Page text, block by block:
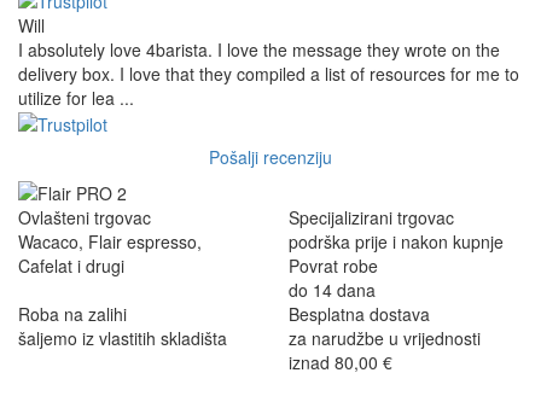
Will
I absolutely love 4barista. I love the message they wrote on the
delivery box. I love that they compiled a list of resources for me to
utilize for lea ...
Pošalji recenziju
Ovlašteni trgovac
Wacaco, Flair espresso,
Cafelat i drugi
Specijalizirani trgovac
podrška prije i nakon kupnje
Povrat robe
do 14 dana
Roba na zalihi
šaljemo iz vlastitih skladišta
Besplatna dostava
za narudžbe u vrijednosti
iznad 80,00 €